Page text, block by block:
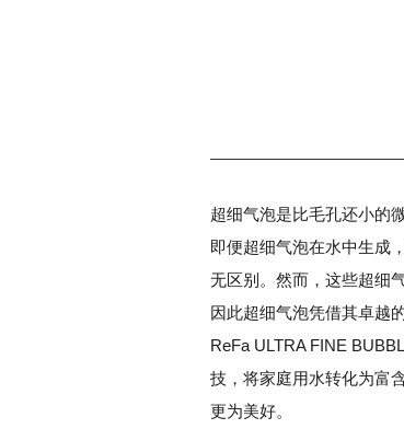
超细气泡是比毛孔还小的
即便超细气泡在水中生成
无区别。然而，这些超细
因此超细气泡凭借其卓越
ReFa ULTRA FINE
技，将家庭用水转化为富
更为美好。